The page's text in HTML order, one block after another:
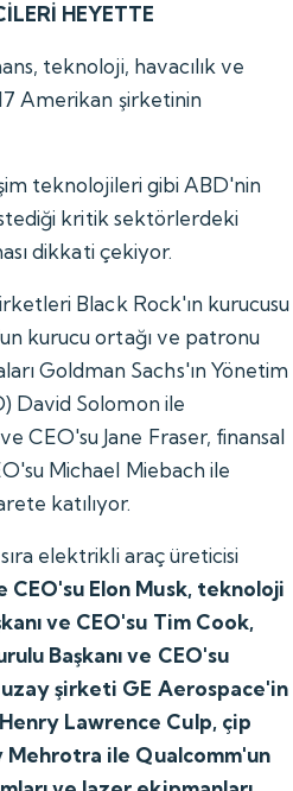
HEYETTE
teknoloji, havacılık ve
Amerikan şirketinin
teknolojileri gibi ABD'nin
kritik sektörlerdeki
dikkati çekiyor.
Black Rock'ın kurucusu
kurucu ortağı ve patronu
Goldman Sachs'ın Yönetim
David Solomon ile
CEO'su Jane Fraser, finansal
Michael Miebach ile
katılıyor.
elektrikli araç üreticisi
CEO'su Elon Musk, teknoloji
ve CEO'su Tim Cook,
Başkanı ve CEO'su
şirketi GE Aerospace'in
Lawrence Culp, çip
Mehrotra ile Qualcomm'un